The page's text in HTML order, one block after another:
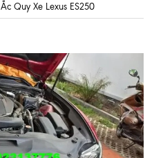
Ắc Quy Xe Lexus ES250